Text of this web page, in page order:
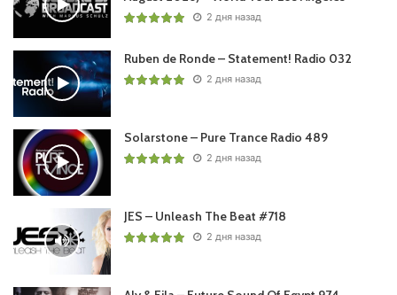
2 дня назад
Ruben de Ronde – Statement! Radio 032
2 дня назад
Solarstone – Pure Trance Radio 489
2 дня назад
JES – Unleash The Beat #718
2 дня назад